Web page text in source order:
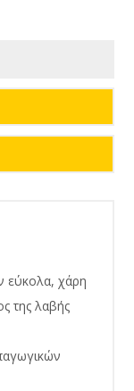
εύκολα, χάρη
της λαβής